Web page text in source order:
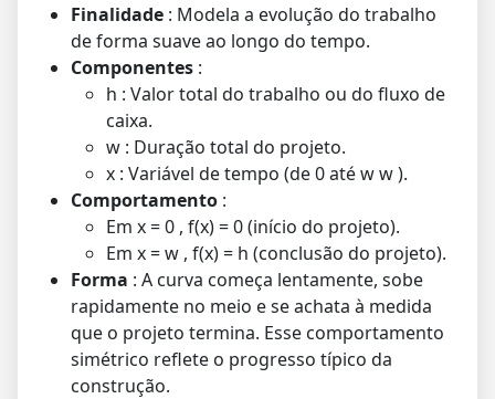
Finalidade : Modela a evolução do trabalho
de forma suave ao longo do tempo.
Componentes :
h : Valor total do trabalho ou do fluxo de
caixa.
w : Duração total do projeto.
x : Variável de tempo (de 0 atéww).
Comportamento :
Em x = 0 , f(x) = 0(início do projeto).
Em x = w , f(x) = h (conclusão do projeto).
Forma : A curva começa lentamente, sobe
rapidamente no meio e se achata à medida
que o projeto termina. Esse comportamento
simétrico reflete o progresso típico da
construção.